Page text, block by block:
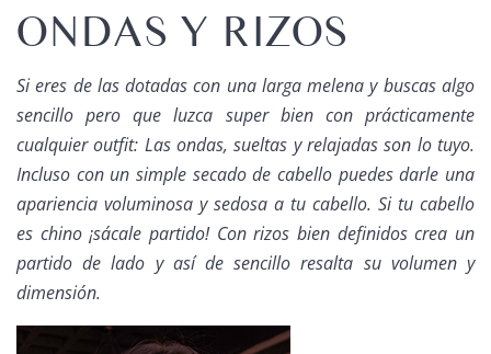
ONDAS Y RIZOS
Si eres de las dotadas con una larga melena y buscas algo
sencillo pero que luzca superbien con prácticamente
cualquieroutfit: Las ondas, sueltas y relajadas son lo tuyo.
Incluso con un simple secado de cabello puedes darle una
apariencia voluminosa y sedosa a tu cabello. Si tu cabello
es chino ¡sácale partido! Con rizos bien definidos crea un
partido de lado y así de sencillo resalta su volumen y
dimensión.